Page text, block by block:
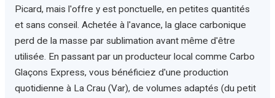
Picard, mais l'offre y est ponctuelle, en petites quantités
et sans conseil. Achetée à l'avance, la glace carbonique
perd de la masse par sublimation avant même d'être
utilisée. En passant par un producteur local comme Carbo
Glaçons Express, vous bénéficiez d'une production
quotidienne à La Crau (Var), de volumes adaptés (du petit